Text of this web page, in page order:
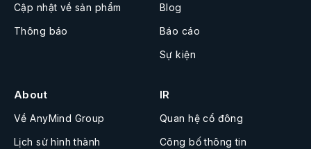
Cập nhật về sản phẩm
Thông báo
Blog
Báo cáo
Sự kiện
About
Về AnyMind Group
Lịch sử hình thành
IR
Quan hệ cổ đông
Công bố thông tin